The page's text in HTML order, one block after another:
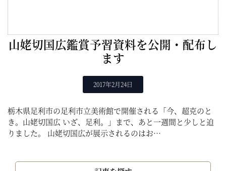
山姥切国広鑑賞予習資料を公開・配布し
ます
2017年2月24日
栃木県足利市の足利市立美術館で開催される「今、超克のと
き。山姥切国広 いざ、足利。」まで、あと一週間と少しと迫
りました。 山姥切国広が展示されるのはお…